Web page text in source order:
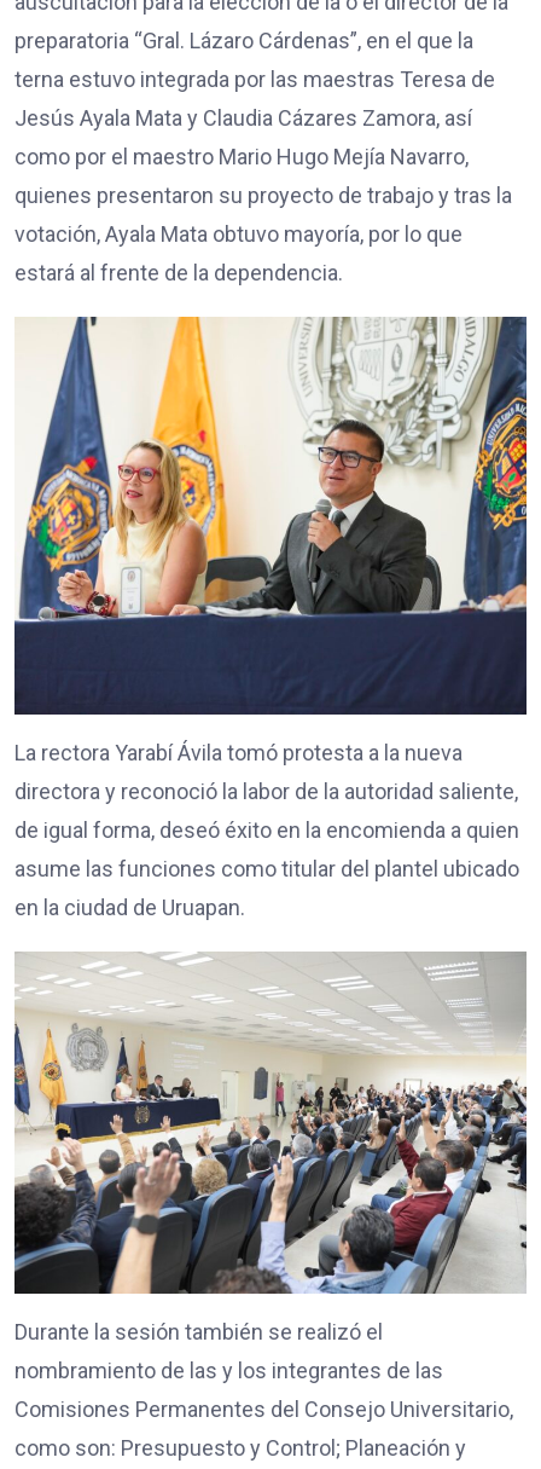
preparatoria “Gral. Lázaro Cárdenas”, en el que la
terna estuvo integrada por las maestras Teresa de
Jesús Ayala Mata y Claudia Cázares Zamora, así
como por el maestro Mario Hugo Mejía Navarro,
quienes presentaron su proyecto de trabajo y tras la
votación, Ayala Mata obtuvo mayoría, por lo que
estará al frente de la dependencia.
La rectora Yarabí Ávila tomó protesta a la nueva
directora y reconoció la labor de la autoridad saliente,
de igual forma, deseó éxito en la encomienda a quien
asume las funciones como titular del plantel ubicado
en la ciudad de Uruapan.
Durante la sesión también se realizó el
nombramiento de las y los integrantes de las
Comisiones Permanentes del Consejo Universitario,
como son: Presupuesto y Control; Planeación y